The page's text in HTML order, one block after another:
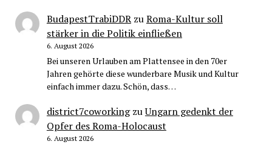
BudapestTrabiDDRzuRoma-Kultur soll
stärker in die Politik einfließen
6. August 2026
Bei unseren Urlauben am Plattensee in den 70er
Jahren gehörte diese wunderbare Musik und Kultur
einfach immer dazu. Schön, dass…
district7coworkingzuUngarn gedenkt der
Opfer des Roma-Holocaust
6. August 2026